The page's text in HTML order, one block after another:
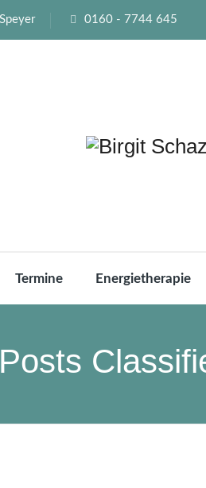
0160 - 7744 645
Termine Energietherapie
Posts